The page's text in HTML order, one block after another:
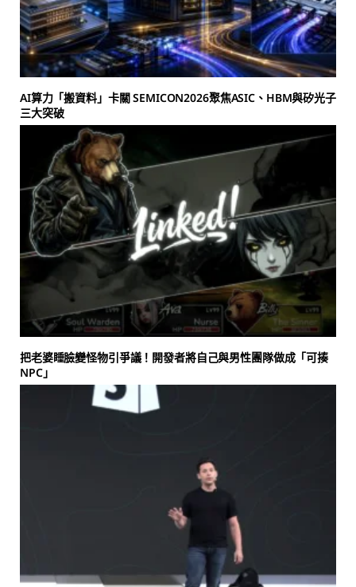
AI算力「搬資料」卡關 SEMICON2026聚焦ASIC、HBM與矽光子
三大突破
把老婆睡臉變怪物引爭議！開發者將自己與男性團隊做成「可揍
NPC」